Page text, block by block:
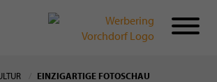
EINZIGARTIGE FOTOSCHAU